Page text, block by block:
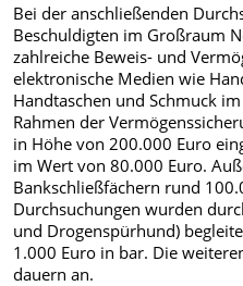
Bei der anschließenden
Beschuldigten im Großraum
zahlreiche Beweis- und
elektronische Medien wie
Handtaschen und Schmuck
Rahmen der
in Höhe von 200.000 Euro
im Wert von 80.000 Euro.
Bankschließfächern rund
Durchsuchungen wurden
und Drogenspürhund)
1.000 Euro in bar. Die
dauern an.